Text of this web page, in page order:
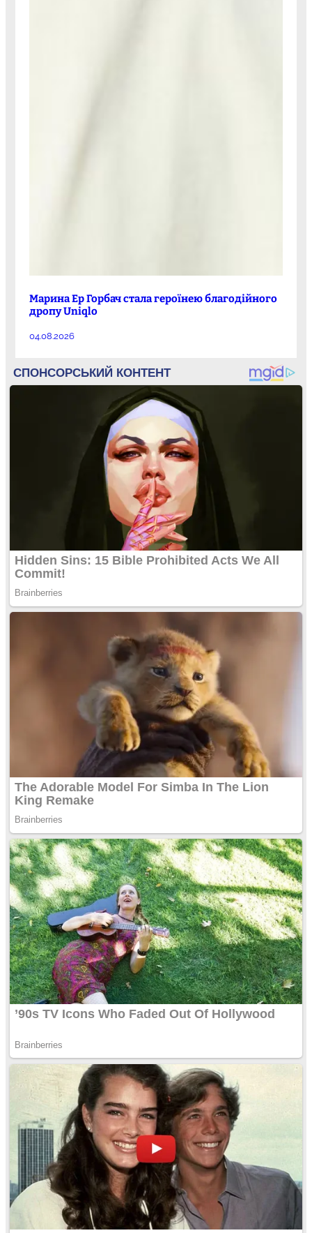
Марина Ер Горбач стала героїнею благодійного
дропу Uniqlo
04.08.2026